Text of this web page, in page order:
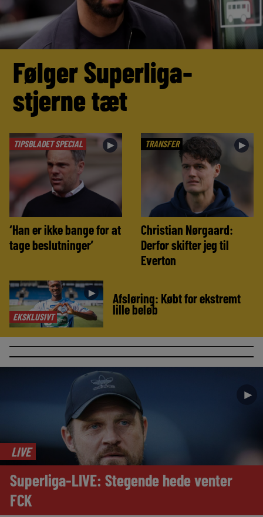
Følger Superliga-
stjerne tæt
TIPSBLADET SPECIAL ►
‘Han er ikke bange for at
tage beslutninger’
TRANSFER ►
Christian Nørgaard:
Derfor skifter jeg til
Everton
EKSKLUSIVT
► Afsløring: Købt for ekstremt
lille beløb
►
LIVE
Superliga-LIVE: Stegende hede venter
FCK